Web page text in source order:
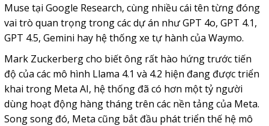
Muse tại Google Research, cùng nhiều cái tên từng đóng
vai trò quan trọng trong các dự án như GPT 4o, GPT 4.1,
GPT 4.5, Gemini hay hệ thống xe tự hành của Waymo.
Mark Zuckerberg cho biết ông rất hào hứng trước tiến
độ của các mô hình Llama 4.1 và 4.2 hiện đang được triển
khai trong Meta AI, hệ thống đã có hơn một tỷ người
dùng hoạt động hàng tháng trên các nền tảng của Meta.
Song song đó, Meta cũng bắt đầu phát triển thế hệ mô